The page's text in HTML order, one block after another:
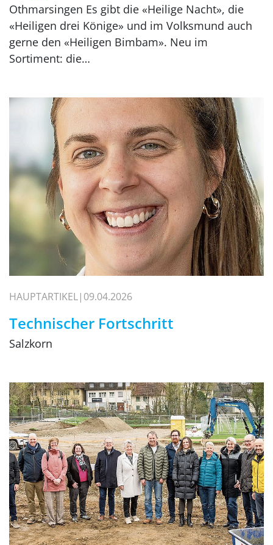
Othmarsingen Es gibt die «Heilige Nacht», die
«Heiligen drei Könige» und im Volksmund auch
gerne den «Heiligen Bimbam». Neu im
Sortiment: die…
HAUPTARTIKEL 09.04.2026
Technischer Fortschritt
Salzkorn